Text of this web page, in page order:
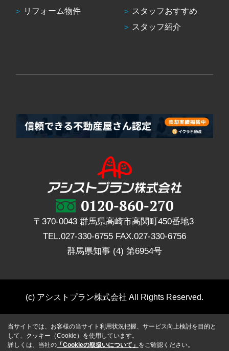
リフォーム物件
スタッフおすすめ
スタッフ紹介
〒370-0043 群馬県高崎市高関町450番地3
TEL.027-330-6755 FAX.027-330-6756
群馬県知事 (4) 第6954号
(c) アシストプラン株式会社 All Rights Reserved.
当サイトでは、お客様の当サイト利用状況把握、サービス向上検討を目的と
して、クッキー（Cookie）を使用しています。
詳しくは、当社の 「Cookieの取扱いについて」 をご確認ください。